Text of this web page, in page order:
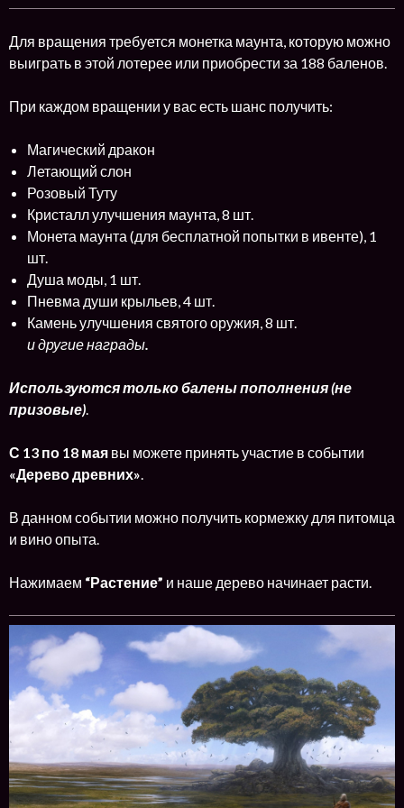
Для вращения требуется монетка маунта, которую можно
выиграть в этой лотерее или приобрести за 188 баленов.
При каждом вращении у вас есть шанс получить:
Магический дракон
Летающий слон
Розовый Туту
Кристалл улучшения маунта, 8 шт.
Монета маунта (для бесплатной попытки в ивенте), 1
шт.
Душа моды, 1 шт.
Пневма души крыльев, 4 шт.
Камень улучшения святого оружия, 8 шт.
и другие награды.
Используются только балены пополнения (не
призовые)
С 13 по 18 мая вы можете принять участие в событии
«Дерево древних»
В данном событии можно получить кормежку для питомца
и вино опыта.
Нажимаем “Растение” и наше дерево начинает расти.